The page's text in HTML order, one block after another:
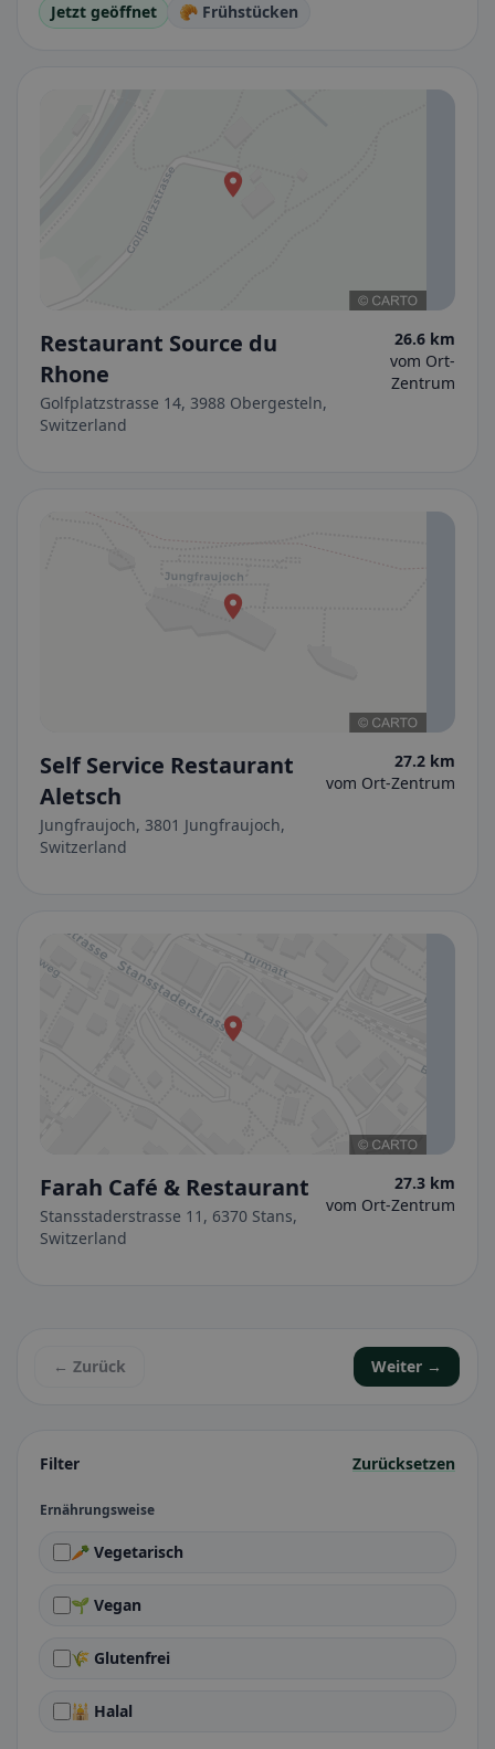
Filter Zurücksetzen
Ernährungsweise
🥕 Vegetarisch
🌱 Vegan
🌾 Glutenfrei
🕌 Halal
Jetzt geöffnet 🥐 Frühstücken
Restaurant Source du
Rhone
Golfplatzstrasse 14, 3988 Obergesteln,
Switzerland
26.6 km
vom Ort-
Zentrum
Self Service Restaurant
Aletsch
Jungfraujoch, 3801 Jungfraujoch,
Switzerland
27.2 km
vom Ort-Zentrum
Farah Café & Restaurant
Stansstaderstrasse 11, 6370 Stans,
Switzerland
27.3 km
vom Ort-Zentrum
← Zurück Weiter →